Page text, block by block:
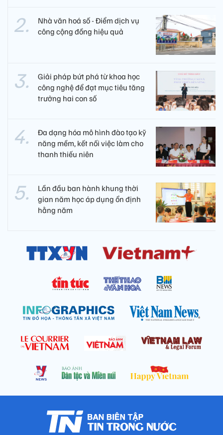
Nhà văn hoá số - Điểm dịch vụ
công cộng đồng hiệu quả
Giải pháp bứt phá từ khoa học
công nghệ để đạt mục tiêu tăng
trưởng hai con số
Đa dạng hóa mô hình đào tạo kỹ
năng mềm, kết nối việc làm cho
thanh thiếu niên
Lần đầu ban hành khung thời
gian năm học áp dụng ổn định
hằng năm